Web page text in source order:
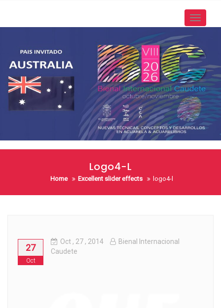
Toggle
Logo4-L
Home Excellent slider effects logo4-l
27
Oct
Oct , 27 , 2014
Bienal Internacional
Caudete